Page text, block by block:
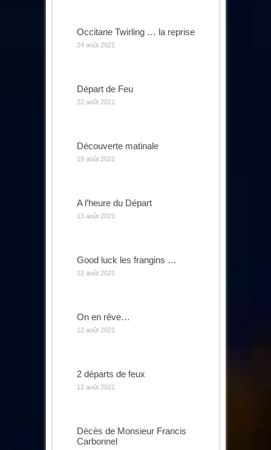
Occitane Twirling … la reprise
24 août 2021
Départ de Feu
22 août 2021
Découverte matinale
19 août 2021
A l’heure du Départ
13 août 2021
Good luck les frangins …
12 août 2021
On en rêve…
12 août 2021
2 départs de feux
12 août 2021
Décès de Monsieur Francis
Carbonnel